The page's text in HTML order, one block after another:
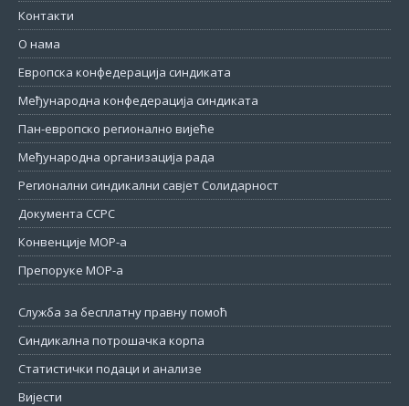
Контакти
О нама
Европска конфедерација синдиката
Међународна конфедерација синдиката
Пан-европско регионално вијеће
Међународна организација рада
Регионални синдикални савјет Солидарност
Документа ССРС
Конвенције МОР-а
Препоруке МОР-а
Служба за бесплатну правну помоћ
Синдикална потрошачка корпа
Статистички подаци и анализе
Вијести